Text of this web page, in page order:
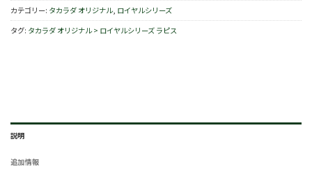
カテゴリー: タカラダ オリジナル, ロイヤルシリーズ
タグ: タカラダ オリジナル > ロイヤルシリーズ ラピス
説明
追加情報